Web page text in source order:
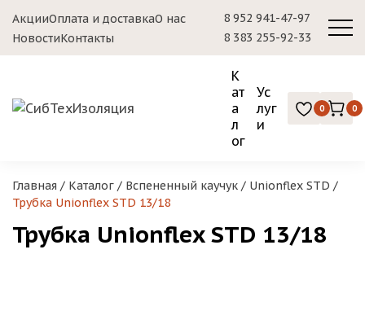
АкцииОплата и доставкаО нас
НовостиКонтакты
8 952 941-47-97
8 383 255-92-33
К
ат
а
л
ог
Ус
луг
и
0 0
Главная / Каталог / Вспененный каучук / Unionflex STD /
Трубка Unionflex STD 13/18
Трубка Unionflex STD 13/18